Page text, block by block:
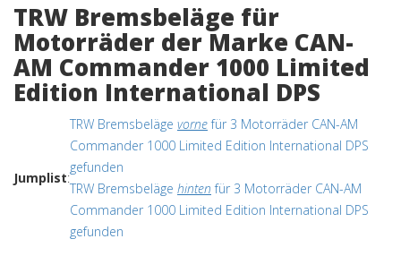
TRW Bremsbeläge für
Motorräder der Marke CAN-
AM Commander 1000 Limited
Edition International DPS
Jumplist:
TRW Bremsbeläge vornefür 3 Motorräder CAN-AM
Commander 1000 Limited Edition International DPS
gefunden
TRW Bremsbeläge hinten für 3 Motorräder CAN-AM
Commander 1000 Limited Edition International DPS
gefunden